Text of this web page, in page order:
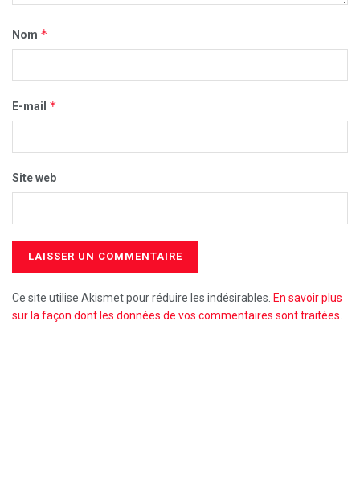
Nom *
E-mail *
Site web
Ce site utilise Akismet pour réduire les indésirables. En savoir plus
sur la façon dont les données de vos commentaires sont traitées.